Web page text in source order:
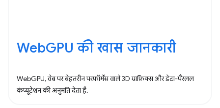
WebGPU की खास जानकारी
WebGPU, वेब पर बेहतरीन परफ़ॉर्मेंस वाले 3D ग्राफ़िक्स और डेटा-पैरलल
कंप्यूटेशन की अनुमति देता है.